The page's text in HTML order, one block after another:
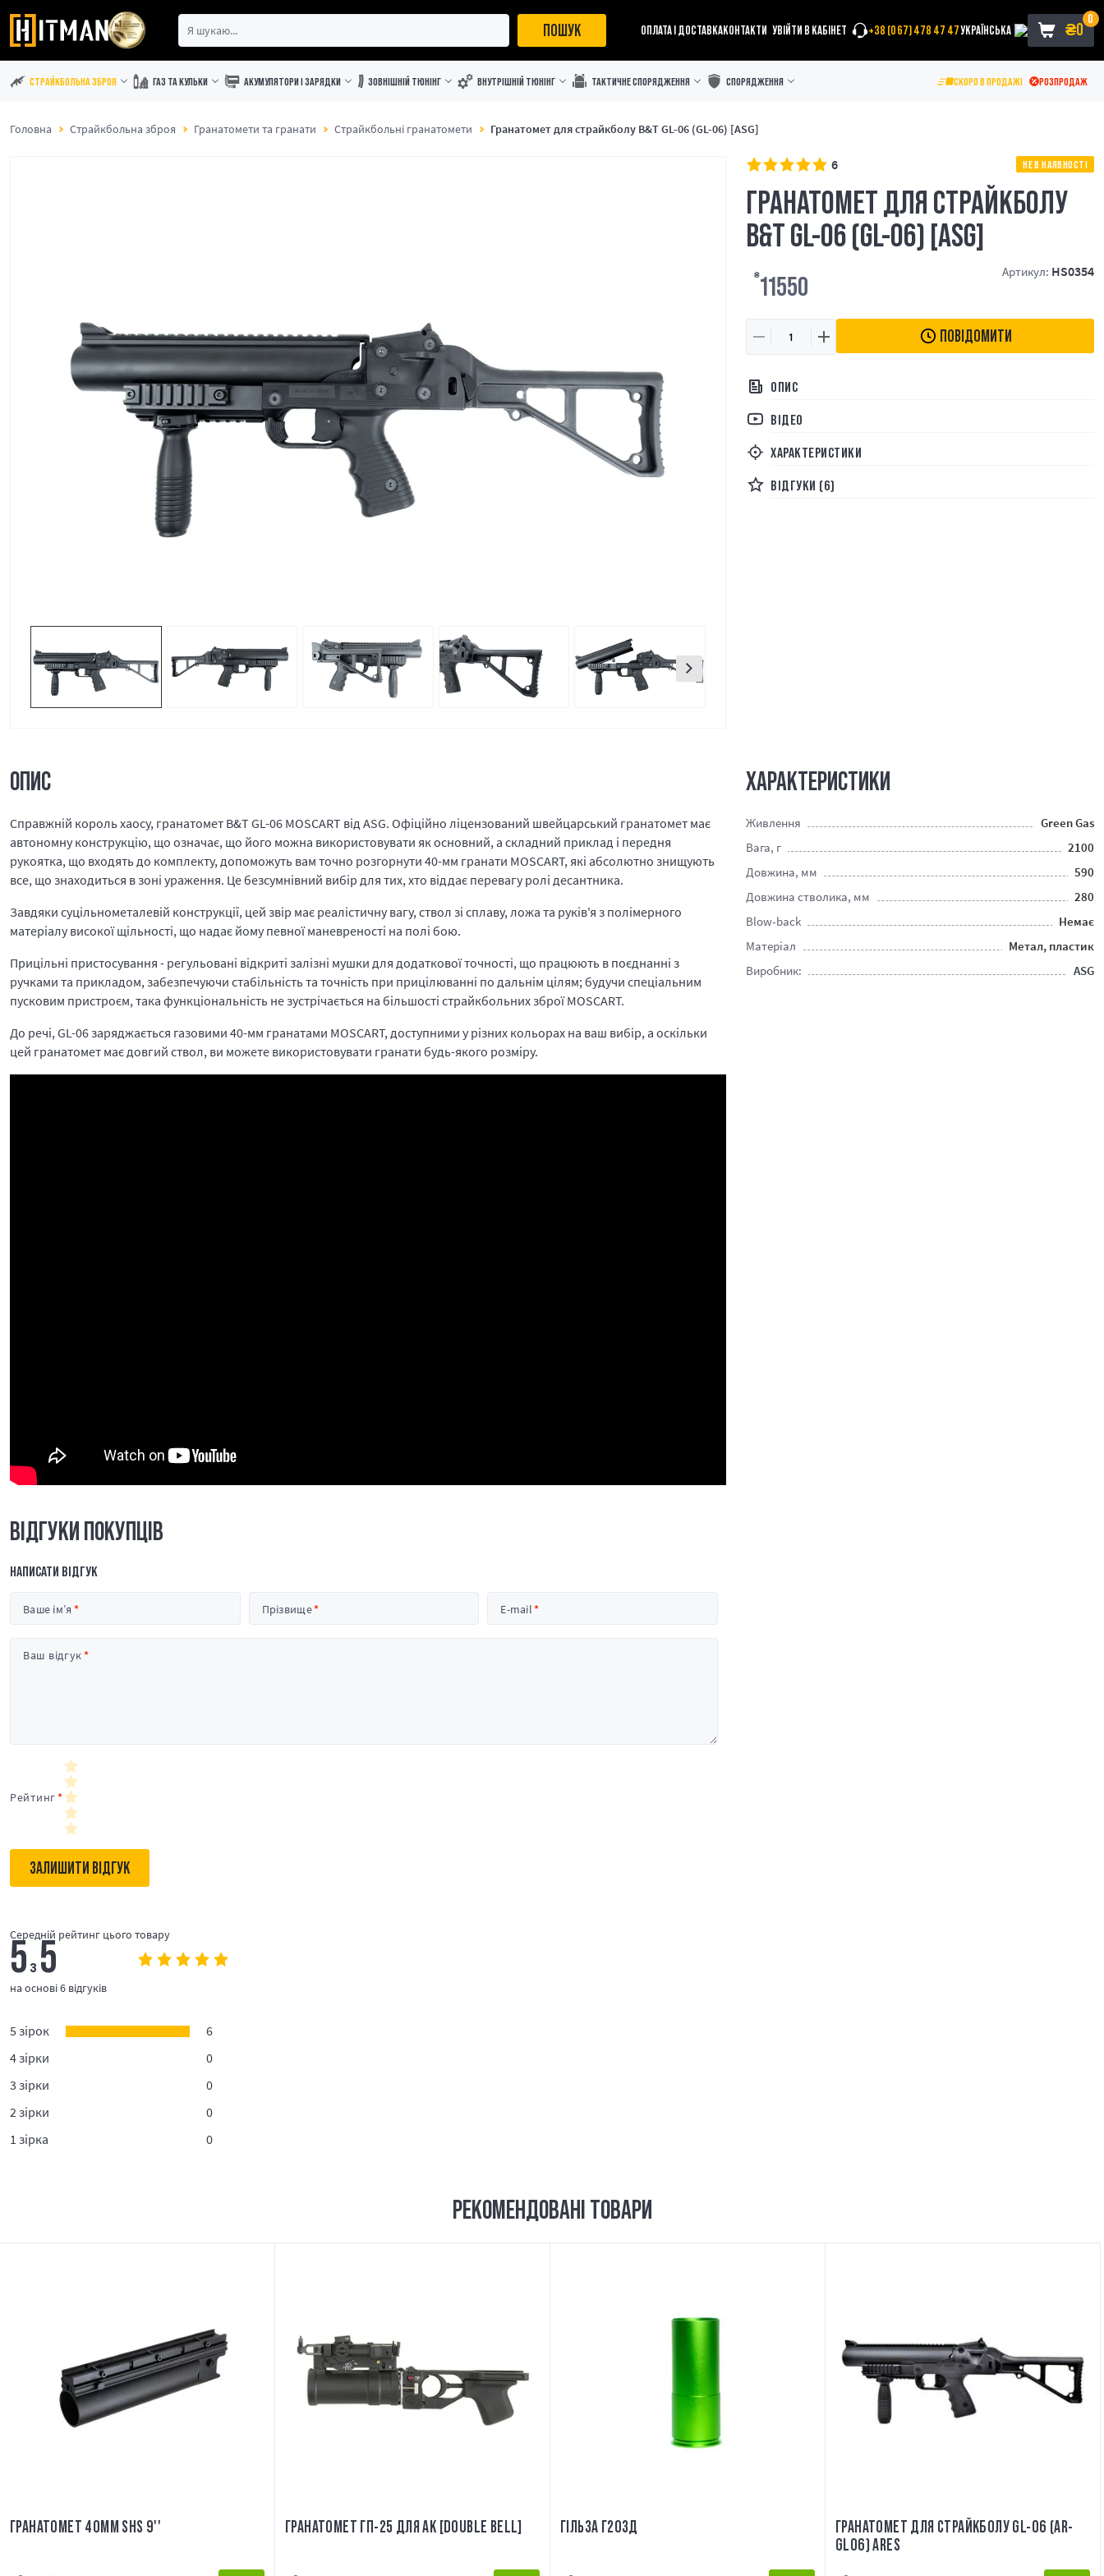
ПОШУК ОПЛАТА І ДОСТАВКАКОНТАКТИ УВІЙТИ В КАБІНЕТ +38 (067) 478 47 47УКРАЇНСЬКА
0
₴0
СТРАЙКБОЛЬНА ЗБРОЯ ГАЗ ТА КУЛЬКИ АКУМУЛЯТОРИ І ЗАРЯДКИ ЗОВНІШНІЙ ТЮНІНГ ВНУТРІШНІЙ ТЮНІНГ ТАКТИЧНЕ СПОРЯДЖЕННЯ СПОРЯДЖЕННЯ СКОРО В ПРОДАЖІ РОЗПРОДАЖ
Головна Страйкбольна зброя Гранатомети та гранати Страйкбольні гранатомети Гранатомет для страйкболу B&T GL-06 (GL-06) [ASG]
6 НЕ В НАЯВНОСТІ
ГРАНАТОМЕТ ДЛЯ СТРАЙКБОЛУ
B&T GL-06 (GL-06) [ASG]
₴11550 Артикул: HS0354
ПОВІДОМИТИ
ОПИС
ВІДЕО
ХАРАКТЕРИСТИКИ
ВІДГУКИ (6)
ОПИС
Справжній король хаосу, гранатомет B&T GL-06 MOSCART від ASG. Офіційно ліцензований швейцарський гранатомет має
автономну конструкцію, що означає, що його можна використовувати як основний, а складний приклад і передня
рукоятка, що входять до комплекту, допоможуть вам точно розгорнути 40-мм гранати MOSCART, які абсолютно знищують
все, що знаходиться в зоні ураження. Це безсумнівний вибір для тих, хто віддає перевагу ролі десантника.
Завдяки суцільнометалевій конструкції, цей звір має реалістичну вагу, ствол зі сплаву, ложа та руків'я з полімерного
матеріалу високої щільності, що надає йому певної маневреності на полі бою.
Прицільні пристосування - регульовані відкриті залізні мушки для додаткової точності, що працюють в поєднанні з
ручками та прикладом, забезпечуючи стабільність та точність при прицілюванні по дальнім цілям; будучи спеціальним
пусковим пристроєм, така функціональність не зустрічається на більшості страйкбольних зброї MOSCART.
До речі, GL-06 заряджається газовими 40-мм гранатами MOSCART, доступними у різних кольорах на ваш вибір, а оскільки
цей гранатомет має довгий ствол, ви можете використовувати гранати будь-якого розміру.
ВІДГУКИ ПОКУПЦІВ
НАПИСАТИ ВІДГУК
Ваше ім’я Прізвище E-mail
Ваш відгук
Рейтинг
ЗАЛИШИТИ ВІДГУК
Середній рейтинг цього товару
5 з5
на основі 6 відгуків
5 зірок
6
4 зірки
0
3 зірки
0
2 зірки
0
1 зірка
0
ХАРАКТЕРИСТИКИ
Живлення
Green Gas
Вага, г
2100
Довжина, мм
590
Довжина стволика, мм
280
Blow-back
Немає
Матеріал
Метал, пластик
Виробник:
ASG
РЕКОМЕНДОВАНІ ТОВАРИ
ГРАНАТОМЕТ 40MM SHS 9'' ГРАНАТОМЕТ ГП-25 ДЛЯ АК [DOUBLE BELL] ГІЛЬЗА Г203Д
ГРАНАТОМЕТ ДЛЯ СТРАЙКБОЛУ GL-06 (AR-
GL06) ARES